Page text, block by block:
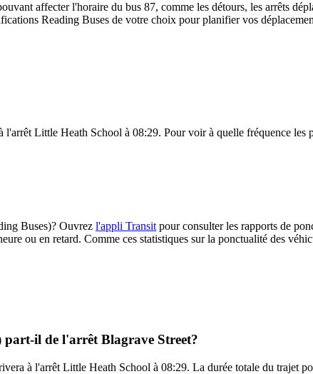
affecter l'horaire du bus 87, comme les détours, les arrêts
Reading Buses de votre choix pour planifier vos
Little Heath School à 08:29. Pour voir à quelle fréquence les
Buses)? Ouvrez l'appli Transit pour consulter les rapports de
ou en retard. Comme ces statistiques sur la ponctualité des
part-il de l'arrêt Blagrave Street?
à l'arrêt Little Heath School à 08:29. La durée totale du trajet